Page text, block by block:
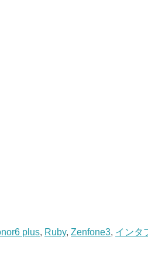
plus, Ruby,Zenfone3, インタ